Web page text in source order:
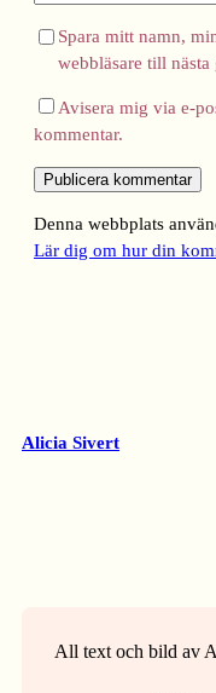
Spara mitt namn,
webbläsare till
Avisera mig via e-
kommentar.
Denna webbplats
Lär dig om hur din
Alicia Sivert
All text och bild av